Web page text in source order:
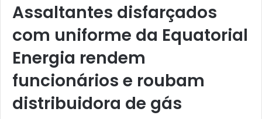
Assaltantes disfarçados
com uniforme da Equatorial
Energia rendem
funcionários e roubam
distribuidora de gás